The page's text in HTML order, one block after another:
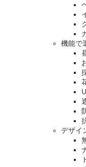
機能で
デザイ